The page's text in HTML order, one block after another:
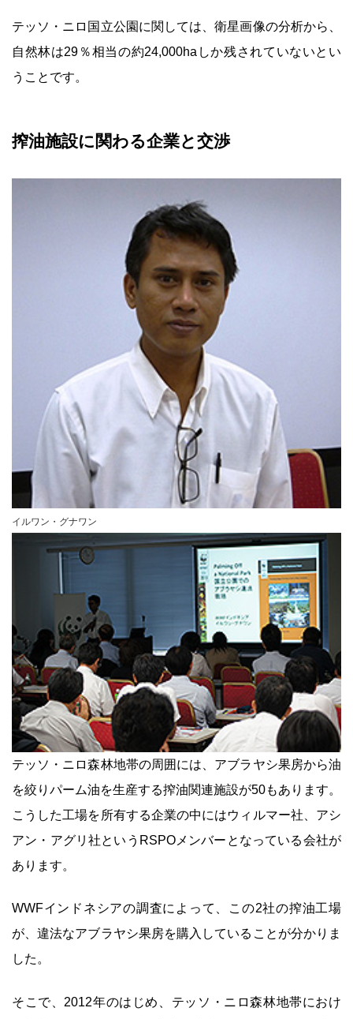
テッソ・ニロ国立公園に関しては、衛星画像の分析から、
自然林は29％相当の約24,000haしか残されていないとい
うことです。
搾油施設に関わる企業と交渉
イルワン・グナワン
テッソ・ニロ森林地帯の周囲には、アブラヤシ果房から油
を絞りパーム油を生産する搾油関連施設が50もあります。
こうした工場を所有する企業の中にはウィルマー社、アシ
アン・アグリ社というRSPOメンバーとなっている会社が
あります。
WWFインドネシアの調査によって、この2社の搾油工場
が、違法なアブラヤシ果房を購入していることが分かりま
した。
そこで、2012年のはじめ、テッソ・ニロ森林地帯におけ